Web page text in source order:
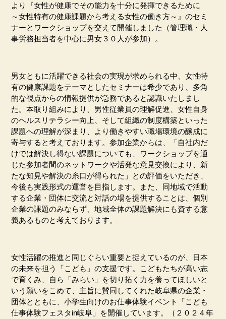
より『女性が健康でその能力を十分に発揮できるために
～女性特有の健康課題から考える女性の働き方～』のセミ
ナーとワークショップを交えて開催しました（管理職・人
事労務担当者を中心に男女３０人が参加）。
男女ともに活躍できる社会の実現が求められる中、女性特
有の健康課題をテーマとしたセミナーは希少であり、多角
的な視点からの情報提供が急務であると認識いたしまし
た。本取り組みにより、男性従業員の理解促進、女性自身
のヘルスリテラシー向上、そして組織の制度構築といった
課題への理解が深まり、より働きやすい職場環境の醸成に
寄与すると考えております。参加企業からは、「自社内だ
けでは解決し得ない課題についても、ワークショップを通
じた参加者間のネットワークや活発な意見交換により、新
たな知見や解決の糸口が得られた」との評価をいただき、
今後も実践形式の運営を目指します。また、同地域で活動
する企業・団体に交流と対話の場を提供することは、個別
企業の課題のみならず、地域全体の課題解決にも資する意
義あるものと考えております。
女性活躍の推進と同じぐらい重要と捉えているのが、日本
の未来を担う「こども」の支援です。こどもたちが高い志
で育くみ、自ら「みらい」を切り拓く力を養ってほしいと
いう願いをこめて、主旨に賛同してくれた岐阜県の企業・
団体とともに、小学生向けのお仕事体験イベント「こども
仕事体験フェスタin岐阜」を開催しています。（２０２４年